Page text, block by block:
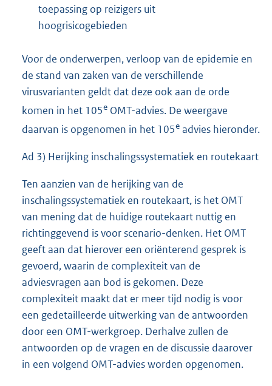
toepassing op reizigers uit
hoogrisicogebieden
Voor de onderwerpen, verloop van de epidemie en
de stand van zaken van de verschillende
virusvarianten geldt dat deze ook aan de orde
komen in het 105e OMT-advies. De weergave
daarvan is opgenomen in het 105e advies hieronder.
Ad 3) Herijking inschalingssystematiek en routekaart
Ten aanzien van de herijking van de
inschalingssystematiek en routekaart, is het OMT
van mening dat de huidige routekaart nuttig en
richtinggevend is voor scenario-denken. Het OMT
geeft aan dat hierover een oriënterend gesprek is
gevoerd, waarin de complexiteit van de
adviesvragen aan bod is gekomen. Deze
complexiteit maakt dat er meer tijd nodig is voor
een gedetailleerde uitwerking van de antwoorden
door een OMT-werkgroep. Derhalve zullen de
antwoorden op de vragen en de discussie daarover
in een volgend OMT-advies worden opgenomen.